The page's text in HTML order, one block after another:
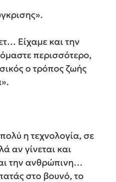
Είχαμε και την
περισσότερο,
ο τρόπος ζωής
η τεχνολογία, σε
αν γίνεται και
την ανθρώπινη…
στο βουνό, το